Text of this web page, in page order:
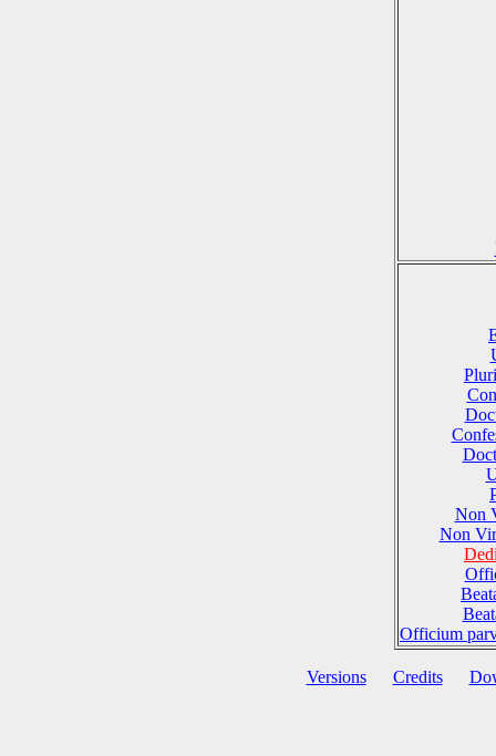
Non
Non
Officium
Versions Credits